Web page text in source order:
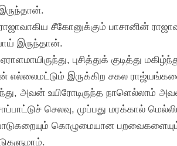
சீகோனுக்கும் பாசானின்
இருந்தான்.
புசித்துக் குடித்து
எல்லைமட்டும் இருக்கிற சகல
அவன் உயிரோடிருந்த நாளெல்லாம்
செலவு, முப்பது மரக்கால்
கொழுமையான பறவைகளையும்